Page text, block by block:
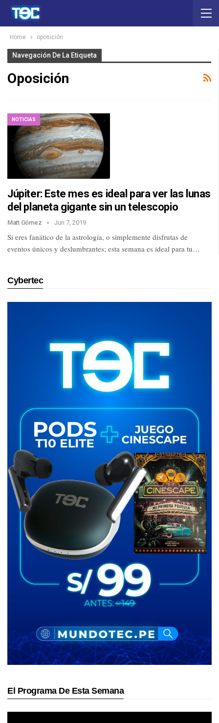
Home oposición
Navegación De La Etiqueta
Oposición
NOTICIAS
Júpiter: Este mes es ideal para ver las lunas
del planeta gigante sin un telescopio
Matt Gómez Jun 7, 2019
Si eres fanático de la astrología, o simplemente disfrutas de
eventos únicos y deslumbrantes; esta semana es ideal para tu…
Cybertec
El Programa De Esta Semana